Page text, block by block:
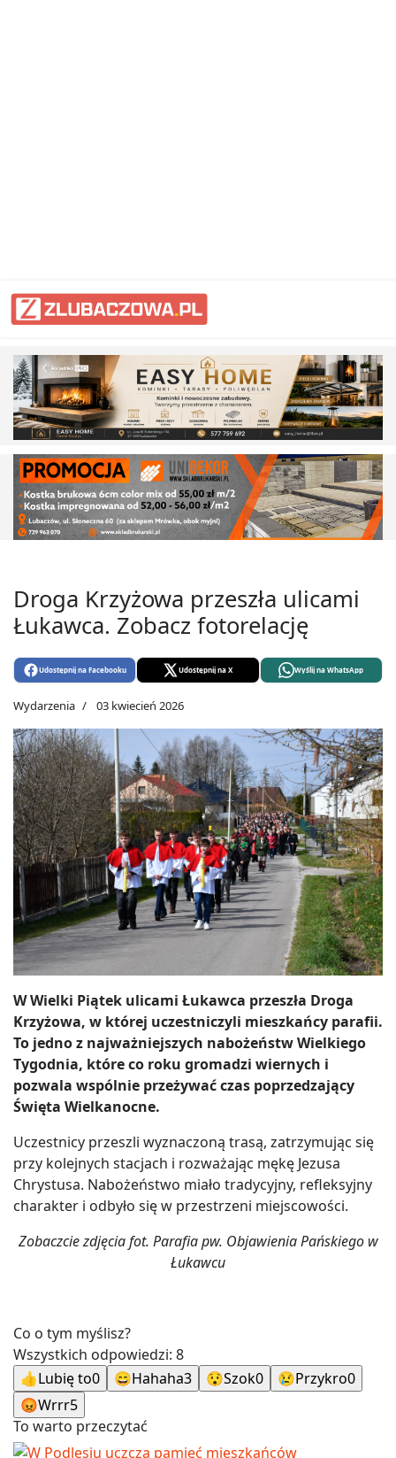
Droga Krzyżowa przeszła ulicami
Łukawca. Zobacz fotorelację
Udostępnij na Facebooku Udostępnij na X Wyślij na WhatsApp
Wydarzenia 03 kwiecień 2026
W Wielki Piątek ulicami Łukawca przeszła Droga
Krzyżowa, w której uczestniczyli mieszkańcy parafii.
To jedno z najważniejszych nabożeństw Wielkiego
Tygodnia, które co roku gromadzi wiernych i
pozwala wspólnie przeżywać czas poprzedzający
Święta Wielkanocne.
Uczestnicy przeszli wyznaczoną trasą, zatrzymując się
przy kolejnych stacjach i rozważając mękę Jezusa
Chrystusa. Nabożeństwo miało tradycyjny, refleksyjny
charakter i odbyło się w przestrzeni miejscowości.
Zobaczcie zdjęcia fot. Parafia pw. Objawienia Pańskiego w
Łukawcu
Co o tym myślisz?
Wszystkich odpowiedzi: 8
👍Lubię to0 😄Hahaha3 😯Szok0 😢Przykro0
😡Wrrr5
To warto przeczytać